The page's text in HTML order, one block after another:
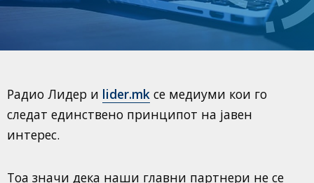
Радио Лидер и lider.mk се медиуми кои го
следат единствено принципот на јавен
интерес.
Тоа значи дека наши главни партнери не се